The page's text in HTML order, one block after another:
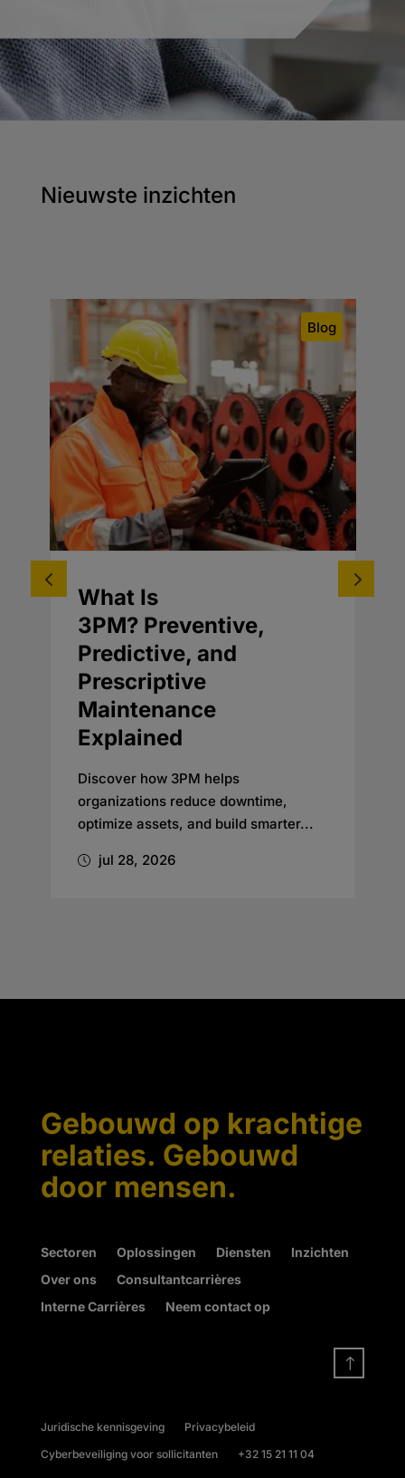
Nieuwste inzichten
Blog
What Is
3PM? Preventive,
Predictive, and
Prescriptive
Maintenance
Explained
Discover how 3PM helps
organizations reduce downtime,
optimize assets, and build smarter...
jul 28, 2026
Gebouwd op krachtige
relaties. Gebouwd
door mensen.
Sectoren Oplossingen Diensten
Inzichten
Over ons
Consultantcarrières
Interne Carrières
Neem contact op
!
Juridische kennisgeving
Privacybeleid
Cyberbeveiliging voor sollicitanten
+32 15 21 11 04